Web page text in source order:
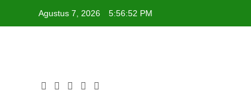
Agustus 7, 2026 5:56:52 PM